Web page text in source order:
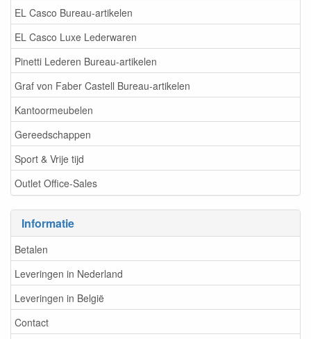
EL Casco Bureau-artikelen
EL Casco Luxe Lederwaren
Pinetti Lederen Bureau-artikelen
Graf von Faber Castell Bureau-artikelen
Kantoormeubelen
Gereedschappen
Sport & Vrije tijd
Outlet Office-Sales
Informatie
Betalen
Leveringen in Nederland
Leveringen in België
Contact